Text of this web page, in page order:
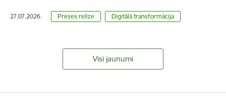
27.07.2026. Preses relīze Digitālā transformācija
Visi jaunumi